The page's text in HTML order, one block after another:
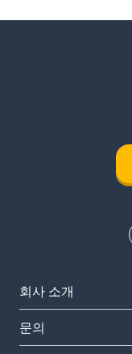
회사 소개
문의